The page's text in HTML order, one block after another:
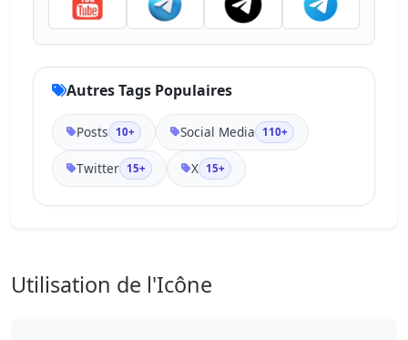
Autres Tags Populaires
Posts 10+ Social Media 110+
Twitter 15+ X 15+
Utilisation de l'Icône